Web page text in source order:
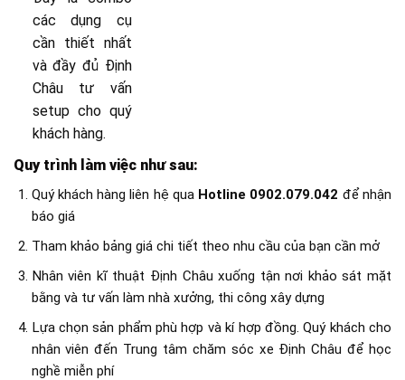
các dụng cụ
cần thiết nhất
và đầy đủ Định
Châu tư vấn
setup cho quý
khách hàng.
Quy trình làm việc như sau:
Quý khách hàng liên hệ qua Hotline 0902.079.042 để nhận
báo giá
Tham khảo bảng giá chi tiết theo nhu cầu của bạn cần mở
Nhân viên kĩ thuật Định Châu xuống tận nơi khảo sát mặt
bằng và tư vấn làm nhà xưởng, thi công xây dựng
Lựa chọn sản phẩm phù hợp và kí hợp đồng. Quý khách cho
nhân viên đến Trung tâm chăm sóc xe Định Châu để học
nghề miễn phí